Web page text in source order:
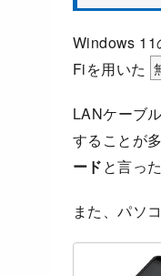
Windows 11
Fiを用いた
LANケーブ
することが
ードと言っ
また、パソ